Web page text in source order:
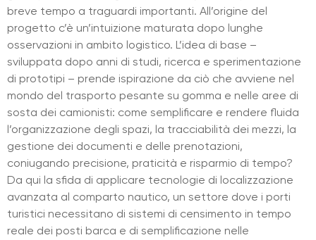
breve tempo a traguardi importanti. All’origine del
progetto c’è un’intuizione maturata dopo lunghe
osservazioni in ambito logistico. L’idea di base –
sviluppata dopo anni di studi, ricerca e sperimentazione
di prototipi – prende ispirazione da ciò che avviene nel
mondo del trasporto pesante su gomma e nelle aree di
sosta dei camionisti: come semplificare e rendere fluida
l’organizzazione degli spazi, la tracciabilità dei mezzi, la
gestione dei documenti e delle prenotazioni,
coniugando precisione, praticità e risparmio di tempo?
Da qui la sfida di applicare tecnologie di localizzazione
avanzata al comparto nautico, un settore dove i porti
turistici necessitano di sistemi di censimento in tempo
reale dei posti barca e di semplificazione nelle